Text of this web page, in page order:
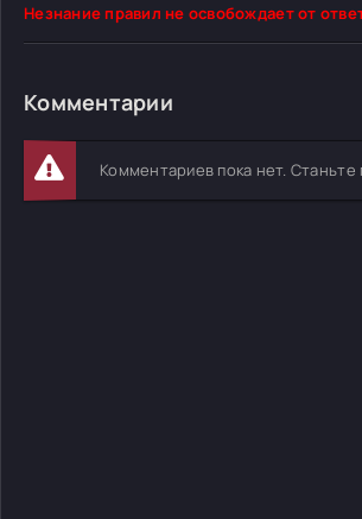
Незнание правил не освобождает от
Комментарии
Комментариев пока нет.